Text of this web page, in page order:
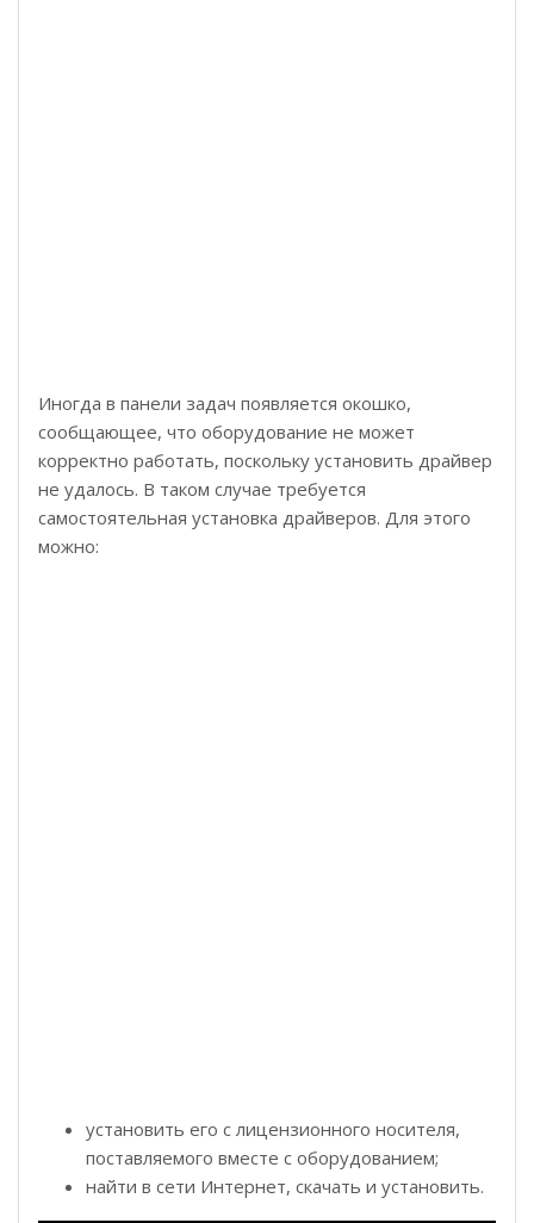
Иногда в панели задач появляется окошко,
сообщающее, что оборудование не может
корректно работать, поскольку установить драйвер
не удалось. В таком случае требуется
самостоятельная установка драйверов. Для этого
можно:
установить его с лицензионного носителя,
поставляемого вместе с оборудованием;
найти в сети Интернет, скачать и установить.